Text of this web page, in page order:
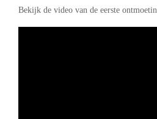
Bekijk de video van de eerste